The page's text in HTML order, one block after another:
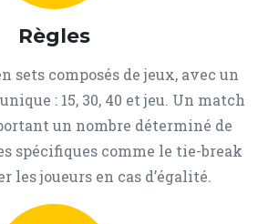
Règles
sets composés de jeux, avec un
: 15, 30, 40 et jeu. Un match
un nombre déterminé de
spécifiques comme le tie-break
les joueurs en cas d’égalité.